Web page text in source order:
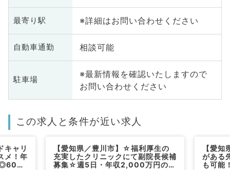
最寄り駅 ※詳細はお問い合わせください
自動車通勤 相談可能
駐車場
※最新情報を確認いたしますので
お問い合わせください
この求人と条件が近い求人
キャリ
メ！年
歳
【愛知県／豊川市】☆福利厚生の
充実したクリニックにて副院長候補
募集☆週5日・年収2,000万円の高
【愛
がある
も可能